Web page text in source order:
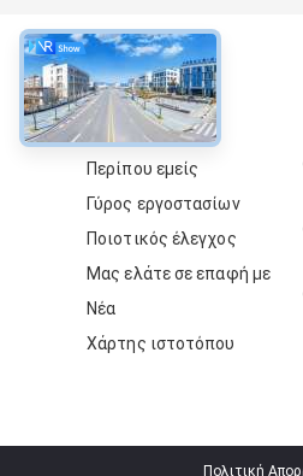
περίπου
Περίπου εμείς
Γύρος εργοστασίων
Ποιοτικός έλεγχος
Μας ελάτε σε επαφή με
Νέα
Χάρτης ιστοτόπου
Πολιτική